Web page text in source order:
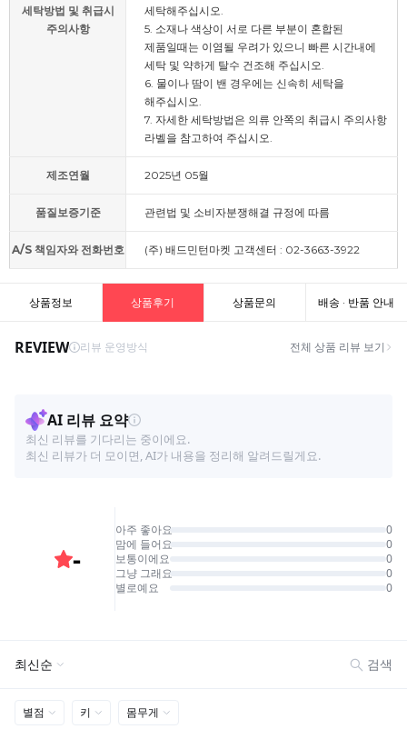
세탁방법 및 취급시
주의사항
세탁해주십시오.
5. 소재나 색상이 서로 다른 부분이 혼합된
제품일때는 이염될 우려가 있으니 빠른 시간내에
세탁 및 약하게 탈수 건조해 주십시오.
6. 물이나 땀이 밴 경우에는 신속히 세탁을
해주십시오.
7. 자세한 세탁방법은 의류 안쪽의 취급시 주의사항
라벨을 참고하여 주십시오.
제조연월 2025년 05월
품질보증기준 관련법 및 소비자분쟁해결 규정에 따름
A/S 책임자와 전화번호 (주) 배드민턴마켓 고객센터 : 02-3663-3922
상품정보 상품후기 상품문의 배송 · 반품 안내